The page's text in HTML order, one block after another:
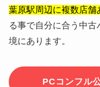
葉原駅周辺に複数店舗
る事で自分に合う中
境にあります。
PCコンフル